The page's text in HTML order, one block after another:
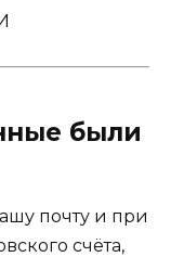
были
почту и при
счёта,